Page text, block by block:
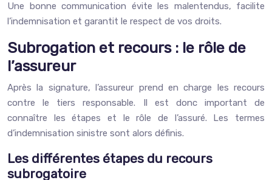
Une bonne communication évite les malentendus, facilite
l’indemnisation et garantit le respect de vos droits.
Subrogation et recours : le rôle de
l’assureur
Après la signature, l’assureur prend en charge les recours
contre le tiers responsable. Il est donc important de
connaître les étapes et le rôle de l’assuré. Les termes
d’indemnisation sinistre sont alors définis.
Les différentes étapes du recours
subrogatoire